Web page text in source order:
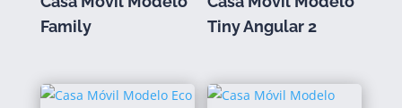
Family
Tiny Angular 2